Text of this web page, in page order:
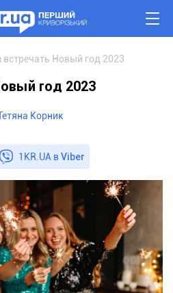
встречать Новый год 2023
год 2023
Корник
1KR.UA вViber